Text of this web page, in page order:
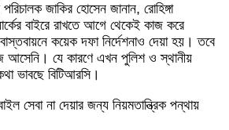
জাকির হোসেন জানান, রোহিঙ্গা
বাইরে রাখতে আগে থেকেই কাজ করে
কয়েক দফা নির্দেশনাও দেয়া হয়। তবে
আসেনি। যে কারণে এখন পুলিশ ও স্থানীয়
ভাবছে বিটিআরসি।
সেবা না দেয়ার জন্য নিয়মতান্ত্রিক পন্থায়